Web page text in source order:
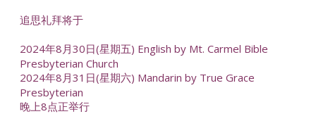
追思礼拜将于
2024年8月30日(星期五) English by Mt. Carmel Bible
Presbyterian Church
2024年8月31日(星期六) Mandarin by True Grace
Presbyterian
晚上8点正举行